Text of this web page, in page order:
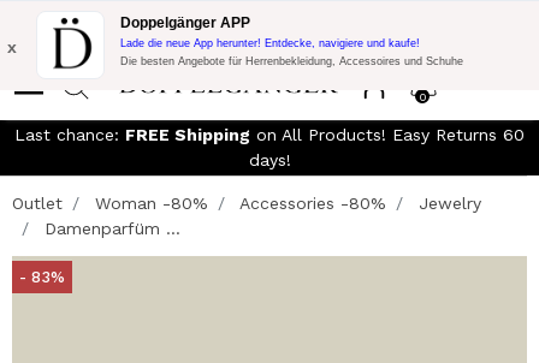
KOSTENLOSER VERSAND!
15% Extra-Rabatt auf DKK 1500 Einkauf
mit Code: DOPPELDK200
0
x
Doppelgänger APP
Lade die neue App herunter! Entdecke, navigiere und kaufe!
Die besten Angebote für Herrenbekleidung, Accessoires und Schuhe
Last chance: FREE Shipping on All Products! Easy Returns 60
days!
Outlet Woman -80% Accessories -80%
Jewelry
Damenparfüm ...
- 83%